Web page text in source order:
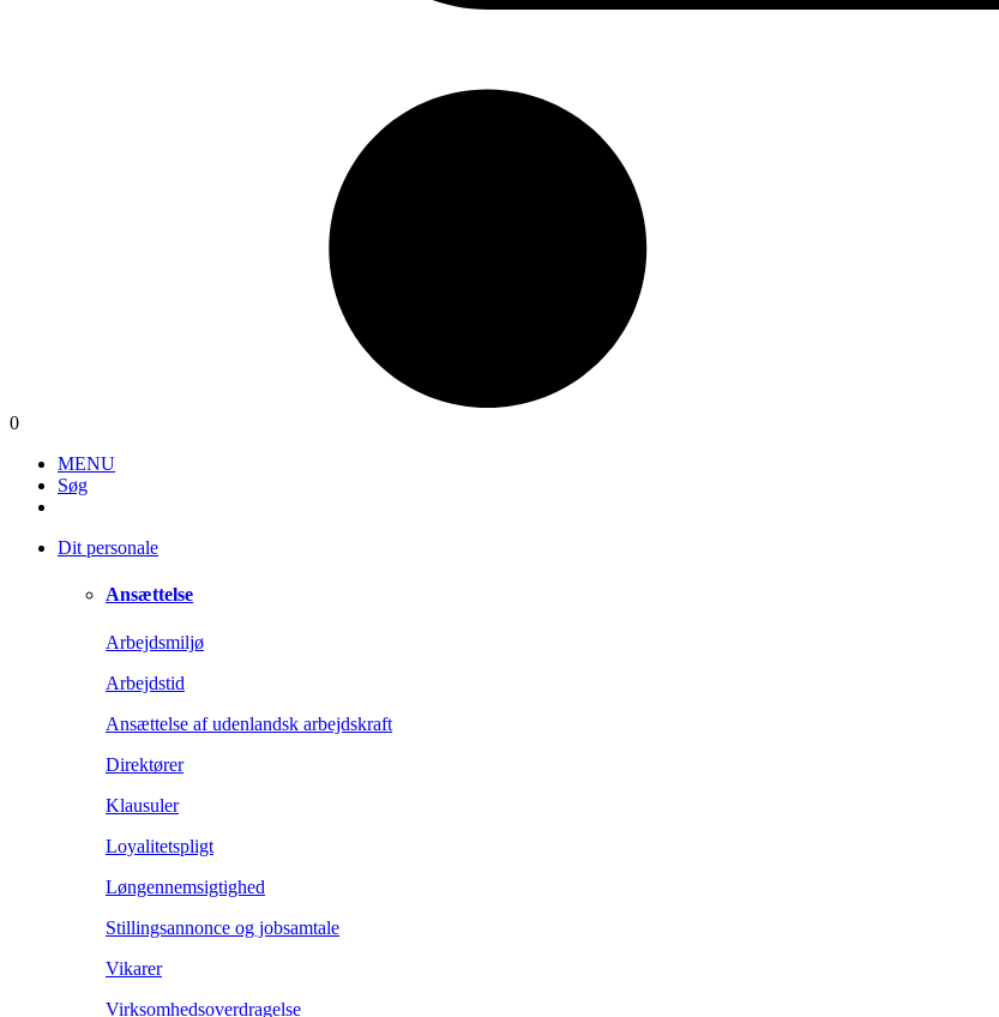
0
MENU
Søg
Dit personale
Ansættelse
Arbejdsmiljø
Arbejdstid
Ansættelse af udenlandsk arbejdskraft
Direktører
Klausuler
Loyalitetspligt
Løngennemsigtighed
Stillingsannonce og jobsamtale
Vikarer
Virksomhedsoverdragelse